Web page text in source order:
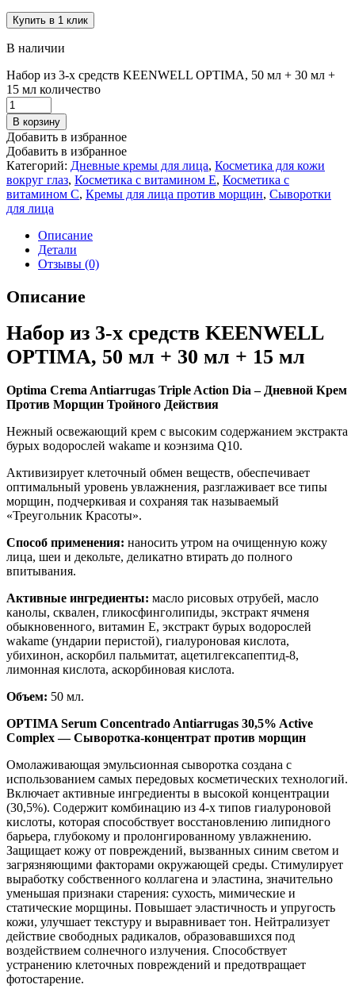
Купить в 1 клик
В наличии
Набор из 3-х средств KEENWELL OPTIMA, 50 мл + 30 мл +
15 мл количество
В корзину
Добавить в избранное
Добавить в избранное
Категорий: Дневные кремы для лица, Косметика для кожи
вокруг глаз, Косметика с витамином Е, Косметика с
витамином С, Кремы для лица против морщин, Сыворотки
для лица
Описание
Детали
Отзывы (0)
Описание
Набор из 3-х средств KEENWELL
OPTIMA, 50 мл + 30 мл + 15 мл
Optima Crema Antiarrugas Triple Action Dia – Дневной Крем
Против Морщин Тройного Действия
Нежный освежающий крем с высоким содержанием экстракта
бурых водорослей wakame и коэнзима Q10.
Активизирует клеточный обмен веществ, обеспечивает
оптимальный уровень увлажнения, разглаживает все типы
морщин, подчеркивая и сохраняя так называемый
«Треугольник Красоты».
Способ применения: наносить утром на очищенную кожу
лица, шеи и декольте, деликатно втирать до полного
впитывания.
Активные ингредиенты: масло рисовых отрубей, масло
канолы, сквален, гликосфинголипиды, экстракт ячменя
обыкновенного, витамин Е, экстракт бурых водорослей
wakame (ундарии перистой), гиалуроновая кислота,
убихинон, аскорбил пальмитат, ацетилгексапептид-8,
лимонная кислота, аскорбиновая кислота.
Объем: 50 мл.
OPTIMA Serum Concentrado Antiarrugas 30,5% Active
Complex — Сыворотка-концентрат против морщин
Омолаживающая эмульсионная сыворотка создана с
использованием самых передовых косметических технологий.
Включает активные ингредиенты в высокой концентрации
(30,5%). Содержит комбинацию из 4-х типов гиалуроновой
кислоты, которая способствует восстановлению липидного
барьера, глубокому и пролонгированному увлажнению.
Защищает кожу от повреждений, вызванных синим светом и
загрязняющими факторами окружающей среды. Стимулирует
выработку собственного коллагена и эластина, значительно
уменьшая признаки старения: сухость, мимические и
статические морщины. Повышает эластичность и упругость
кожи, улучшает текстуру и выравнивает тон. Нейтрализует
действие свободных радикалов, образовавшихся под
воздействием солнечного излучения. Способствует
устранению клеточных повреждений и предотвращает
фотостарение.